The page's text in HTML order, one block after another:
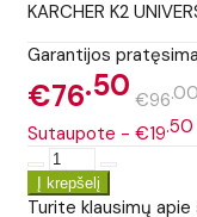
KARCHER K2
Garantijos
€76 50 €96 00
Sutaupote - €19 50
Turite klausimų apie